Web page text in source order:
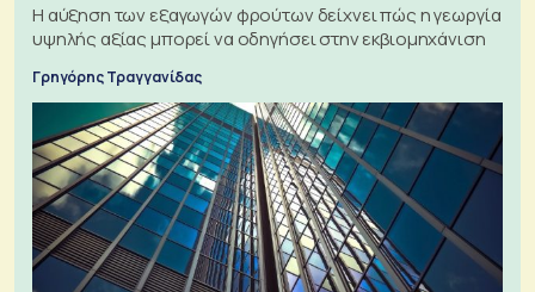
Η αύξηση των εξαγωγών φρούτων δείχνει πώς η γεωργία
υψηλής αξίας μπορεί να οδηγήσει στην εκβιομηχάνιση
Γρηγόρης Τραγγανίδας